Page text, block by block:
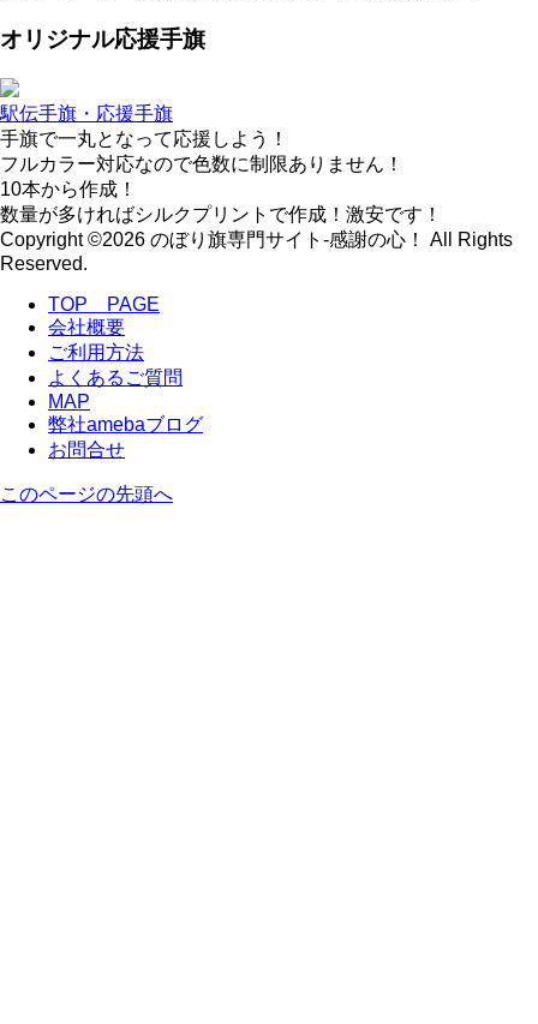
オリジナル応援手旗
駅伝手旗・応援手旗
手旗で一丸となって応援しよう！
フルカラー対応なので色数に制限ありません！
10本から作成！
数量が多ければシルクプリントで作成！激安です！
Copyright ©2026 のぼり旗専門サイト-感謝の心！ All Rights
Reserved.
TOP PAGE
会社概要
ご利用方法
よくあるご質問
MAP
弊社amebaブログ
お問合せ
このページの先頭へ